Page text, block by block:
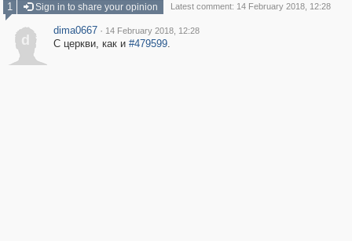
1
Sign in to share your opinion Latest comment: 14 February 2018, 12:28
d
dima0667 · 14 February 2018, 12:28
С церкви, как и #479599.